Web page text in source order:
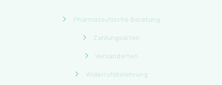
Pharmazeutische Beratung
Zahlungsarten
Versandarten
Widerrufsbelehrung